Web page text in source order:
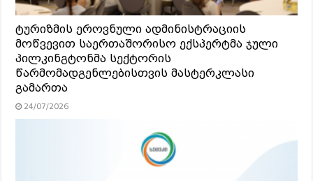
ტურიზმის ეროვნული ადმინისტრაციის
მოწვევით საერთაშორისო ექსპერტმა ჯული
პილკინგტონმა სექტორის
წარმომადგენლებისთვის მასტერკლასი
გამართა
24/07/2026